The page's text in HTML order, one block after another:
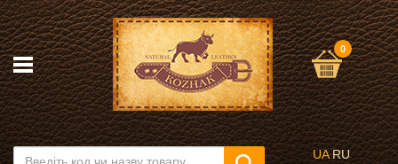
0
UA RU